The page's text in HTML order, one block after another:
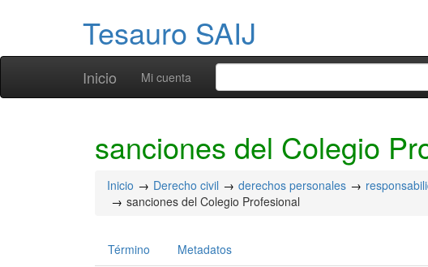
Tesauro SAIJ
Inicio Mi cuenta
sanciones del Colegio
Inicio Derecho civil derechos personales
sanciones del Colegio Profesional
Término Metadatos